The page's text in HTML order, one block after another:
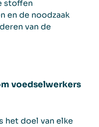
stoffen
en de noodzaak
van de
voedselwerkers
het doel van elke